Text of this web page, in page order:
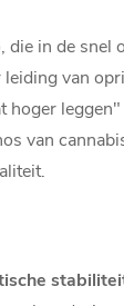
die in de snel
van
van